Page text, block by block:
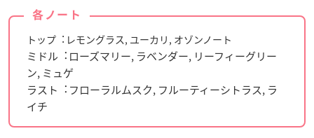
各ノート
トップ︓レモングラス, ユーカリ, オゾンノート
ミドル︓ローズマリー, ラベンダー, リーフィーグリー
ン, ミュゲ
ラスト︓フローラルムスク, フルーティーシトラス, ラ
イチ